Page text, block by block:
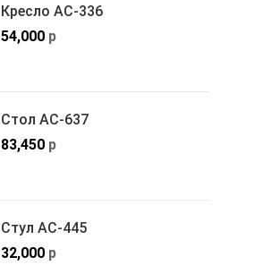
Кресло АС-336
54,000 р
Стол АС-637
83,450 р
Стул АС-445
32,000 р